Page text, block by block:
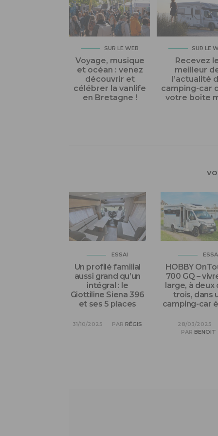
SUR LE WEB
Voyage, musique
et océan : venez
découvrir et
célébrer la vanlife
en Bretagne !
SUR LE
Recevez
meilleur
l’actualité
camping-car
votre boîte
ESSAI
Un profilé familial
aussi grand qu’un
intégral : le
Giottiline Siena 396
et ses 5 places
31/10/2025 PAR RÉGIS
HOBBY
700 GQ –
large, à deux
trois, dans
camping-car
28/03/2025
PAR BENOIT